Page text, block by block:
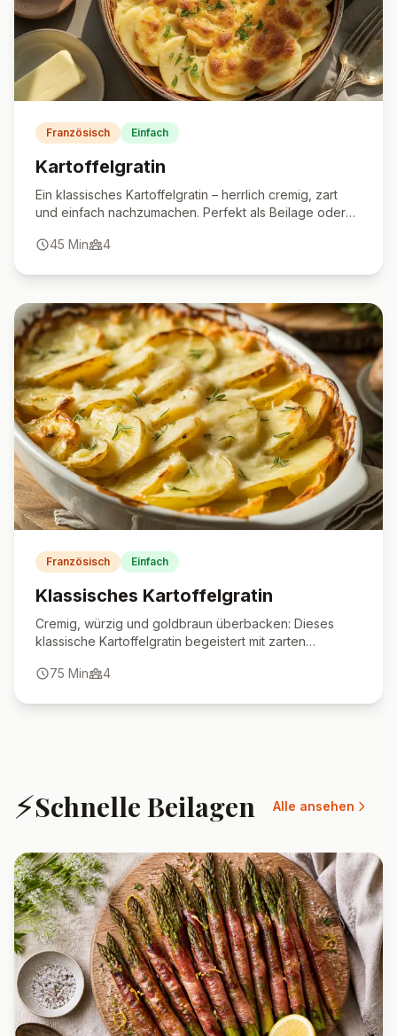
Französisch Einfach
Kartoffelgratin
Ein klassisches Kartoffelgratin – herrlich cremig, zart
und einfach nachzumachen. Perfekt als Beilage oder
45 Min 4
Französisch Einfach
Klassisches Kartoffelgratin
Cremig, würzig und goldbraun überbacken: Dieses
klassische Kartoffelgratin begeistert mit zarten
unwiderstehlichen Käseschicht. Perfekt als Beilage
75 Min 4
⚡Schnelle Beilagen Alle ansehen